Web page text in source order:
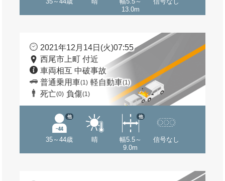
13.0m
2021年12月14日(火)07:55
西尾市上町 付近
車両相互 中破事故
普通乗用車(1) 軽自動車(1)
死亡(0) 負傷(1)
35～44歳
他
晴
幅5.5～
9.0m
他
信号なし